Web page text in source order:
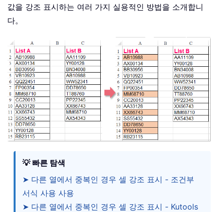
값을 강조 표시하는 여러 가지 실용적인 방법을 소개합니
다。
💡 빠른 탐색
➤ 다른 열에서 중복인 경우 셀 강조 표시 - 조건부
서식 사용 사용
➤ 다른 열에서 중복인 경우 셀 강조 표시 - Kutools